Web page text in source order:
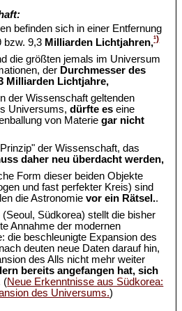
befinden sich in einer Entfernung
bzw. 9,3 Milliarden Lichtjahren,¹)
die größten jemals im Universum
der Durchmesser des
Milliarden Lichtjahre,
der Wissenschaft geltenden
Universums,dürfte eseine
von Materiegar nicht
der Wissenschaft, das
daher neu überdacht werden,
Form dieser beiden Objekte
und fast perfekter Kreis) sind
die Astronomievor ein Rätsel..
(Seoul, Südkorea) stellt die bisher
Annahme der modernen
die beschleunigte Expansion des
deuten neue Daten darauf hin,
des Alls nicht mehr weiter
bereits angefangen hat, sich
(Neue Erkenntnisse aus Südkorea:
des Universums.)